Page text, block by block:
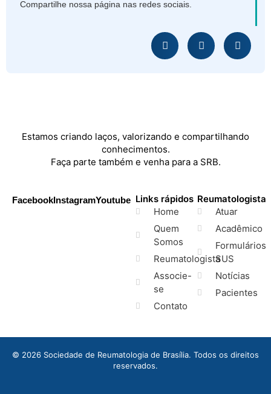
Compartilhe nossa página nas redes sociais.
Estamos criando laços, valorizando e compartilhando
conhecimentos.
Faça parte também e venha para a SRB.
FacebookInstagramYoutube Links rápidos
Home
Quem
Somos
Reumatologista
Associe-
se
Contato
Reumatologista
Atuar
Acadêmico
Formulários
SUS
Notícias
Pacientes
© 2026 Sociedade de Reumatologia de Brasília. Todos os direitos
reservados.